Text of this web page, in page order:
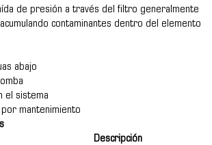
de presión a través del filtro generalmente
contaminantes dentro del elemento
abajo
el sistema
mantenimiento
Descripción